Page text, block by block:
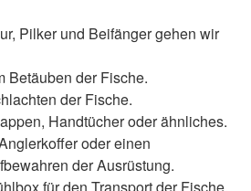
Pilker und Beifänger gehen wir
Betäuben der Fische.
der Fische.
Handtücher oder ähnliches.
oder einen
der Ausrüstung.